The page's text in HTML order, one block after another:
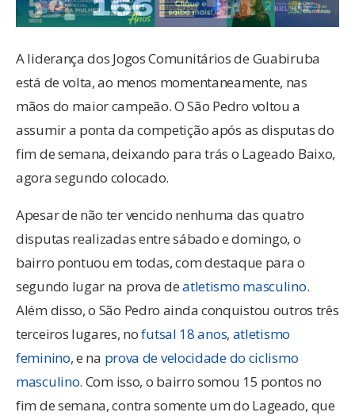
A liderança dos Jogos Comunitários de Guabiruba
está de volta, ao menos momentaneamente, nas
mãos do maior campeão. O São Pedro voltou a
assumir a ponta da competição após as disputas do
fim de semana, deixando para trás o Lageado Baixo,
agora segundo colocado.
Apesar de não ter vencido nenhuma das quatro
disputas realizadas entre sábado e domingo, o
bairro pontuou em todas, com destaque para o
segundo lugar na prova deatletismo masculino.
Além disso, o São Pedro ainda conquistou outros três
terceiros lugares, nofutsal 18 anos, atletismo
feminino, e na prova de velocidade do ciclismo
masculino. Com isso, o bairro somou 15 pontos no
fim de semana, contra somente um do Lageado, que